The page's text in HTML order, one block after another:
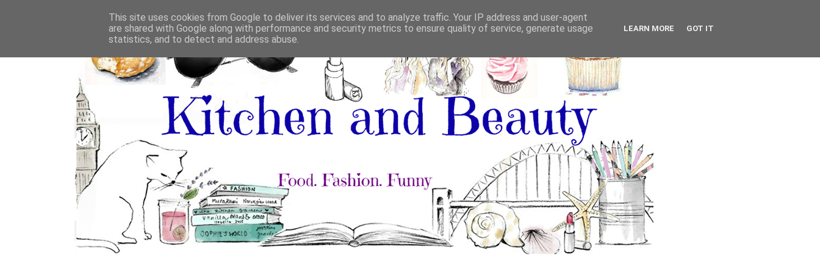
This site uses cookies from Google to deliver its services and to analyze traffic. Your IP address and user-agent
are shared with Google along with performance and security metrics to ensure quality of service, generate usage
statistics, and to detect and address abuse.
LEARN MORE GOT IT